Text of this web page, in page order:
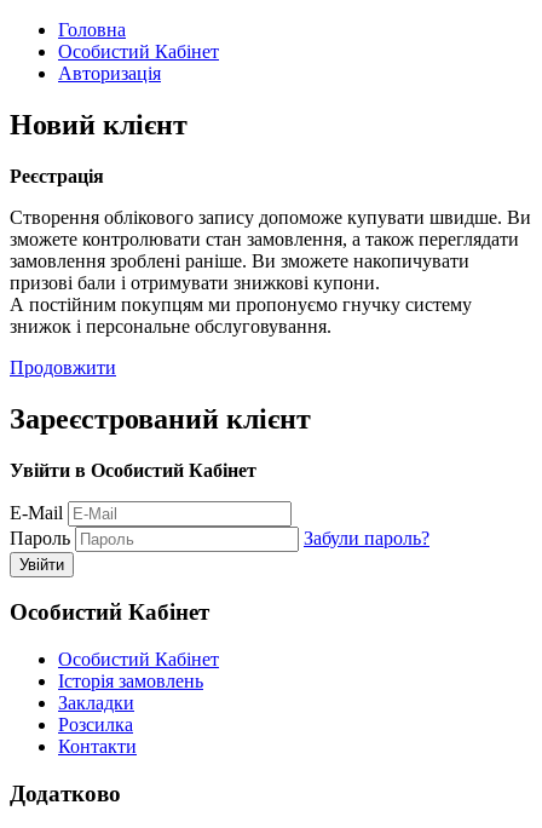
Головна
Особистий Кабінет
Авторизація
Новий клієнт
Реєстрація
Створення облікового запису допоможе купувати швидше. Ви
зможете контролювати стан замовлення, а також переглядати
замовлення зроблені раніше. Ви зможете накопичувати
призові бали і отримувати знижкові купони.
А постійним покупцям ми пропонуємо гнучку систему
знижок і персональне обслуговування.
Продовжити
Зареєстрований клієнт
Увійти в Особистий Кабінет
E-Mail
Пароль
Забули пароль?
Особистий Кабінет
Особистий Кабінет
Історія замовлень
Закладки
Розсилка
Контакти
Додатково